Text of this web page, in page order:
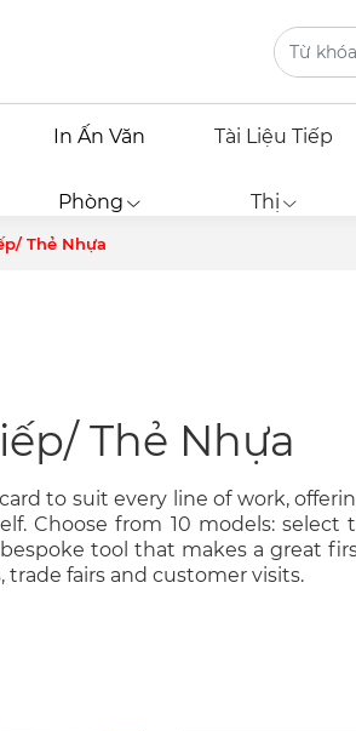
In Ấn Văn
Phòng
Tài Liệu Tiếp
Thị
Thẻ Nhựa
Thẻ Nhựa
to suit every line of work,
Choose from 10 models: select
tool that makes a great
trade fairs and customer visits.